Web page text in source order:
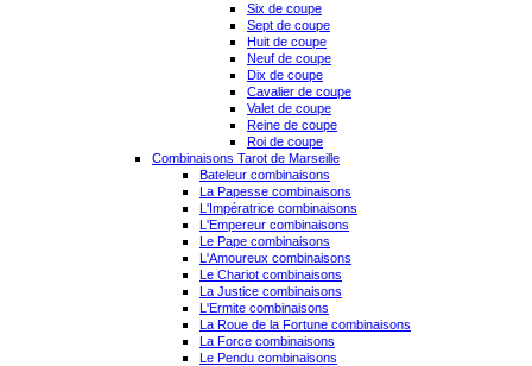
Six de coupe
Sept de coupe
Huit de coupe
Neuf de coupe
Dix de coupe
Cavalier de coupe
Valet de coupe
Reine de coupe
Roi de coupe
Combinaisons Tarot de Marseille
Bateleur combinaisons
La Papesse combinaisons
L'Impératrice combinaisons
L'Empereur combinaisons
Le Pape combinaisons
L'Amoureux combinaisons
Le Chariot combinaisons
La Justice combinaisons
L'Ermite combinaisons
La Roue de la Fortune combinaisons
La Force combinaisons
Le Pendu combinaisons